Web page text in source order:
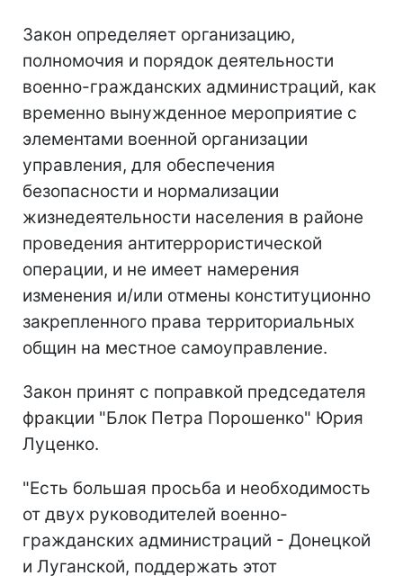
Закон определяет организацию,
полномочия и порядок деятельности
военно-гражданских администраций, как
временно вынужденное мероприятие с
элементами военной организации
управления, для обеспечения
безопасности и нормализации
жизнедеятельности населения в районе
проведения антитеррористической
операции, и не имеет намерения
изменения и/или отмены конституционно
закрепленного права территориальных
общин на местное самоуправление.
Закон принят с поправкой председателя
фракции "Блок Петра Порошенко" Юрия
Луценко.
"Есть большая просьба и необходимость
от двух руководителей военно-
гражданских администраций - Донецкой
и Луганской, поддержать этот